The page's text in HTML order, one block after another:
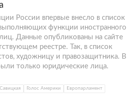
России впервые внесло в список
функции иностранного
Данные опубликованы на сайте
реестре. Так, в список
художницу и правозащитника. В
только юридические лица.
Голос Америки
Европарламент